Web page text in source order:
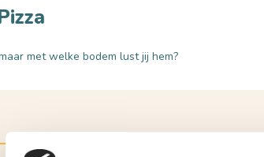
met welke bodem lust jij hem?